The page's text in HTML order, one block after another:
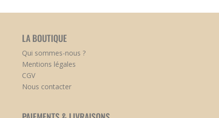
LA BOUTIQUE
Qui sommes-nous ?
Mentions légales
CGV
Nous contacter